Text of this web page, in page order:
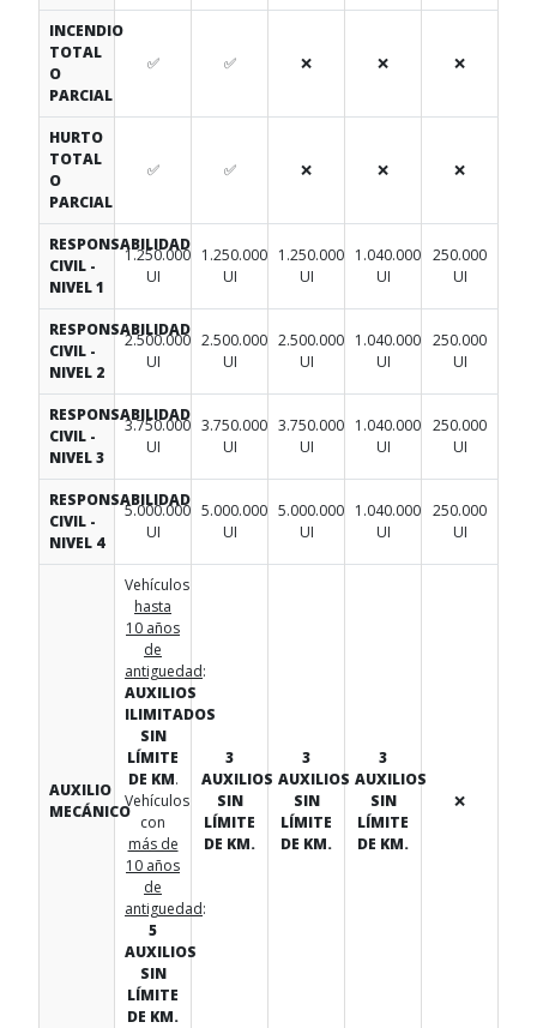
INCENDIO
TOTAL
O
PARCIAL
✅ ✅ ❌ ❌ ❌
HURTO
TOTAL
O
PARCIAL
✅ ✅ ❌ ❌ ❌
RESPONSABILIDAD
CIVIL -
NIVEL 1
1.250.000
UI
1.250.000
UI
1.250.000
UI
1.040.000
UI
250.000
UI
RESPONSABILIDAD
CIVIL -
NIVEL 2
2.500.000
UI
2.500.000
UI
2.500.000
UI
1.040.000
UI
250.000
UI
RESPONSABILIDAD
CIVIL -
NIVEL 3
3.750.000
UI
3.750.000
UI
3.750.000
UI
1.040.000
UI
250.000
UI
RESPONSABILIDAD
CIVIL -
NIVEL 4
5.000.000
UI
5.000.000
UI
5.000.000
UI
1.040.000
UI
250.000
UI
AUXILIO
MECÁNICO
Vehículos
hasta
10 años
de
antiguedad:
AUXILIOS
ILIMITADOS
SIN
LÍMITE
DE KM.
Vehículos
con
más de
10 años
de
antiguedad:
5
AUXILIOS
SIN
LÍMITE
DE KM.
3
AUXILIOS
SIN
LÍMITE
DE KM.
3
AUXILIOS
SIN
LÍMITE
DE KM.
3
AUXILIOS
SIN
LÍMITE
DE KM.
❌